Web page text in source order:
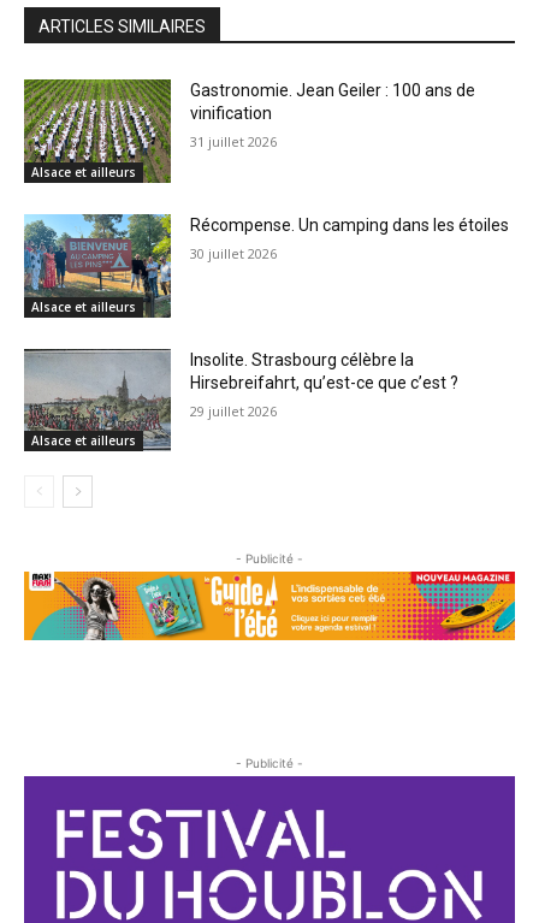
ARTICLES SIMILAIRES
Alsace et ailleurs
Gastronomie. Jean Geiler : 100 ans de
vinification
31 juillet 2026
Alsace et ailleurs
Récompense. Un camping dans les étoiles
30 juillet 2026
Alsace et ailleurs
Insolite. Strasbourg célèbre la
Hirsebreifahrt, qu’est-ce que c’est ?
29 juillet 2026
- Publicité -
- Publicité -